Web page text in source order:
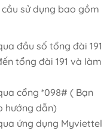
sử dụng bao gồm
đầu số tổng đài 191
tổng đài 191 và làm
cổng *098# ( Bạn
hướng dẫn)
ứng dụng Myviettel